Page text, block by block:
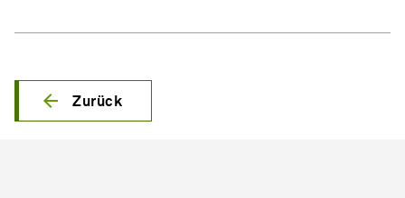
Zurück